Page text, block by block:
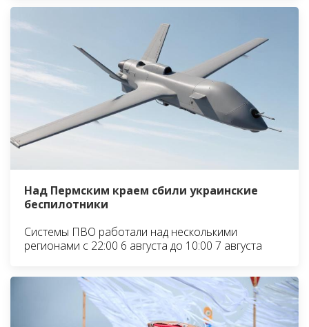
Над Пермским краем сбили украинские
беспилотники
Системы ПВО работали над несколькими
регионами с 22:00 6 августа до 10:00 7 августа